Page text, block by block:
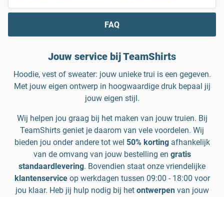
FAQ
Jouw service bij TeamShirts
Hoodie, vest of sweater: jouw unieke trui is een gegeven.
Met jouw eigen ontwerp in hoogwaardige druk bepaal jij
jouw eigen stijl.
Wij helpen jou graag bij het maken van jouw truien. Bij
TeamShirts geniet je daarom van vele voordelen. Wij
bieden jou onder andere tot wel 50% kortingafhankelijk
van de omvang van jouw bestelling en gratis
standaardlevering. Bovendien staat onze vriendelijke
klantenserviceop werkdagen tussen 09:00 - 18:00 voor
jou klaar. Heb jij hulp nodig bij het ontwerpenvan jouw